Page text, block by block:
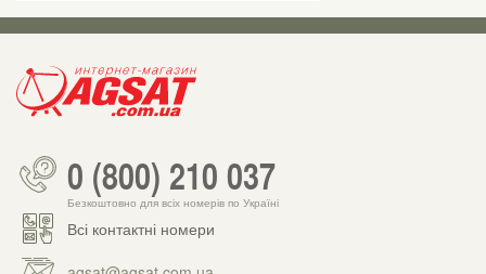
0 (800) 210 037
Безкоштовно для всіх номерів по Україні
Всі контактні номери